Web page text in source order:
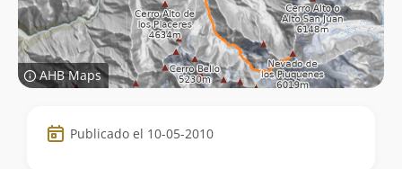
AHB Maps
Datos
de
Publicado el 10-05-2010